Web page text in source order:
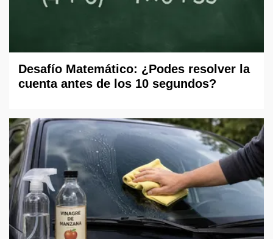
Desafío Matemático: ¿Podes resolver la
cuenta antes de los 10 segundos?